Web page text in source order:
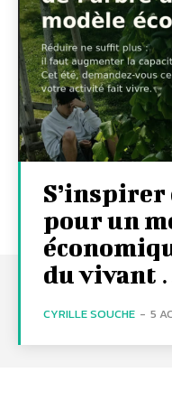
S’inspirer
pour un
du vivant
CYRILLE SOUCHE - 5